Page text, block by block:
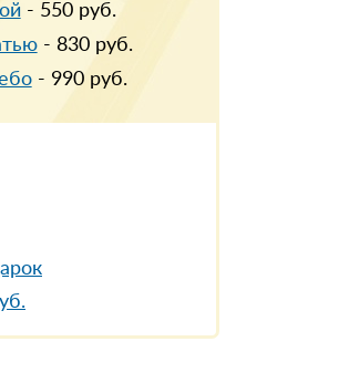
- 550руб.
- 830руб.
- 990руб.